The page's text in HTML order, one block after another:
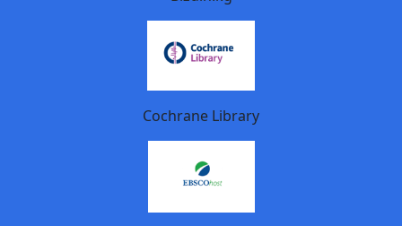
Cochrane Library